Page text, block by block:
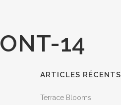
14
ARTICLES RÉCENTS
Terrace Blooms